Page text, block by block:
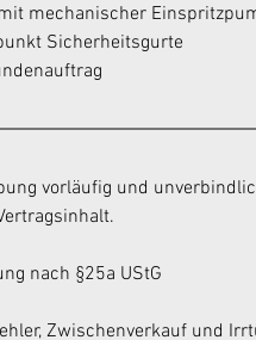
mechanischer
Sicherheitsgurte
vorläufig und
nach §25a UStG
Zwischenverkauf und